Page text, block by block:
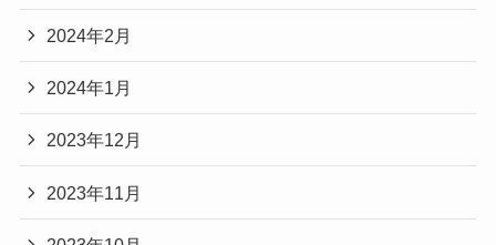
2024年2月
2024年1月
2023年12月
2023年11月